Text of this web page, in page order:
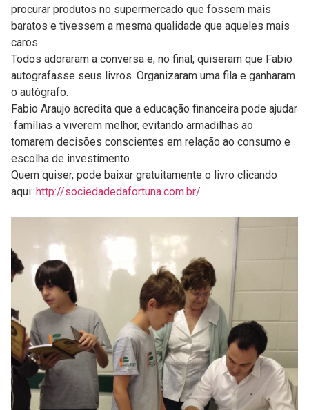
procurar produtos no supermercado que fossem mais
baratos e tivessem a mesma qualidade que aqueles mais
caros.
Todos adoraram a conversa e, no final, quiseram que Fabio
autografasse seus livros. Organizaram uma fila e ganharam
o autógrafo.
Fabio Araujo acredita que a educação financeira pode ajudar
famílias a viverem melhor, evitando armadilhas ao
tomarem decisões conscientes em relação ao consumo e
escolha de investimento.
Quem quiser, pode baixar gratuitamente o livro clicando
aqui: http://sociedadedafortuna.com.br/